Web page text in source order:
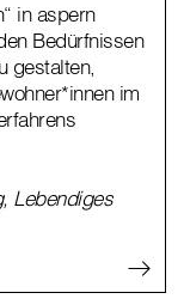
in aspern
Bedürfnissen
gestalten,
im
, Lebendiges